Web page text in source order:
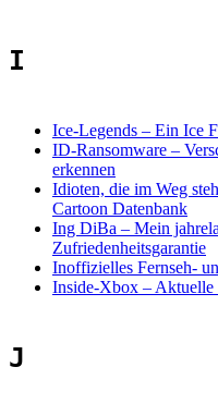
I
Ice-Legends – Ein Ice
ID-Ransomware –
erkennen
Idioten, die im Weg
Cartoon Datenbank
Ing DiBa – Mein
Zufriedenheitsgarantie
Inoffizielles Fernseh-
Inside-Xbox – Aktuelle
J